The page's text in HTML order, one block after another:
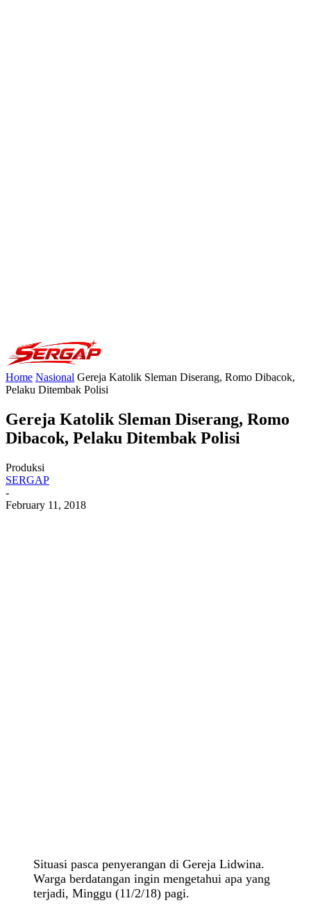
Home Nasional Gereja Katolik Sleman Diserang, Romo Dibacok,
Pelaku Ditembak Polisi
Gereja Katolik Sleman Diserang, Romo
Dibacok, Pelaku Ditembak Polisi
Produksi
SERGAP
-
February 11, 2018
Situasi pasca penyerangan di Gereja Lidwina.
Warga berdatangan ingin mengetahui apa yang
terjadi, Minggu (11/2/18) pagi.